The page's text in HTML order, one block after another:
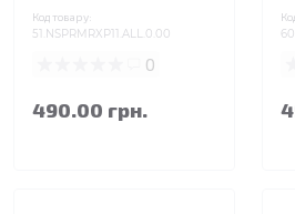
Код товару:
51.NSPRMRXP11.ALL.0.00
0
490.00 грн.